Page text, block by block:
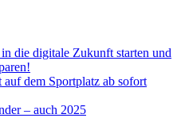
die digitale Zukunft starten und
dem Sportplatz ab sofort
– auch 2025